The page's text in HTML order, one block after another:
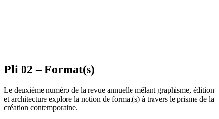
Pli 02 – Format(s)
Le deuxième numéro de la revue annuelle mêlant graphisme, édition
et architecture explore la notion de format(s) à travers le prisme de la
création contemporaine.